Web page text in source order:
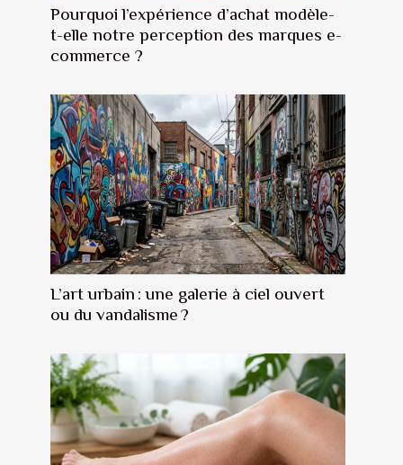
Pourquoi l’expérience d’achat modèle-
t-elle notre perception des marques e-
commerce ?
L’art urbain : une galerie à ciel ouvert
ou du vandalisme ?